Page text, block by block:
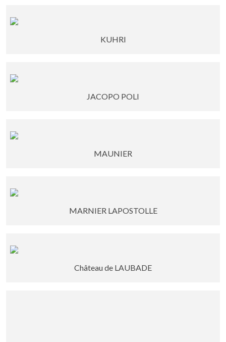
KUHRI
JACOPO POLI
MAUNIER
MARNIER LAPOSTOLLE
Château de LAUBADE